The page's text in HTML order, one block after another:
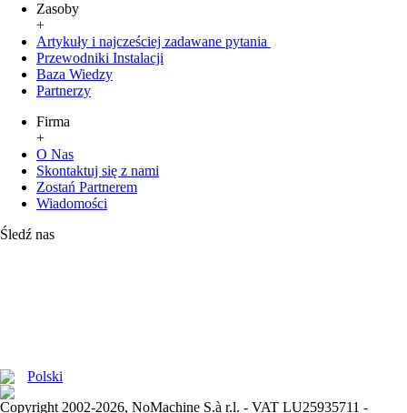
Zasoby
+
Artykuły i najcześciej zadawane pytania
Przewodniki Instalacji
Baza Wiedzy
Partnerzy
Firma
+
O Nas
Skontaktuj się z nami
Zostań Partnerem
Wiadomości
Śledź nas
Polski
Copyright 2002-2026, NoMachine S.à r.l. - VAT LU25935711 -